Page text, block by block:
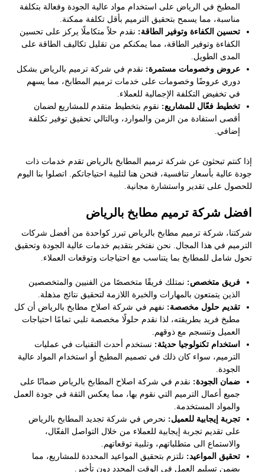
المطبخ في الرياض على استخدام مواد عالية الجودة وفعالة بتكلفة
مناسبة، مما يسمح بتحقيق الترميم بأقل تكلفة ممكنة.
تحسين الكفاءة وتوفير الطاقة: نقدم حلاً متكاملًا يركز على تحسين
الكفاءة وتوفير الطاقة، مما يمكنكم من تقليل تكاليف الطاقة على
المدى الطويل.
عروض وخصومات مستمرة: نقدم في شركة ترميم بالرياض بشكل
دوري عروضًا وخصومات على خدمات ترميم المطابخ، مما يسهم
في تخفيض التكلفة الإجمالية للعملاء.
تخطيط فعّال للمشاريع: نقوم بتخطيط متقدم للمشاريع لضمان
أقصى استفادة من الزمن والموارد، وبالتالي تحقيق توفير تكلفة
إضافي.
إذا كنتم تبحثون عن شركة ترميم المطابخ بالرياض تقدم خدمات ذات
جودة عالية بأسعار تنافسية، فنحن هنا لتلبية احتياجاتكم. اتصلوا بنا اليوم
للحصول على تقدير واستشارة مجانية.
افضل شركة ترميم مطابخ بالرياض
شركتنا، شركة ترميم مطابخ بالرياض تبرز كواحدة من أفضل شركات
الترميم في هذا المجال. نحن نفتخر بتقديم خدمات عالية الجودة وتحقيق
تحول شامل للمطابخ بما يتناسب مع احتياجات وتوقعات العملاء.
فريق متخصص: نمتلك فريقًا متخصصًا من الفنيين والمتخصصين
الذين يتمتعون بالمهارات والخبرة اللازمة لتحقيق نتائج مذهلة.
تقديم حلول مخصصة: نفهم في شركة اصلاح مطابخ بالرياض أن كل
مطبخ فريد بطريقته، لذا نقدم حلولًا مخصصة تلبي تمامًا احتياجات
العميل وتنسجم مع ذوقهم.
استخدام تكنولوجيا حديثة: نستخدم أحدث التقنيات في عمليات
الترميم، سواء كان ذلك في تصميم المطبخ أو استخدام المواد عالية
الجودة.
ضمان الجودة: نقدم في شركة اصلاح المطابخ بالرياض ضمانًا على
جميع أعمال الترميم التي نقوم بها، مما يعكس الثقة في جودة العمل
والمواد المستخدمة.
تجربة إيجابية للعميل: نحرص في شركة تجديد المطابخ بالرياض
على تقديم تجربة إيجابية للعملاء من خلال التواصل الفعّال،
والاستماع الى متطلباتهم، وتلبية توقعاتهم.
تحقيق المواعيد: نلتزم بتحقيق المواعيد المحددة للمشاريع، مما
يضمن تسليم العمل في الوقت المحدد دون تأخير.